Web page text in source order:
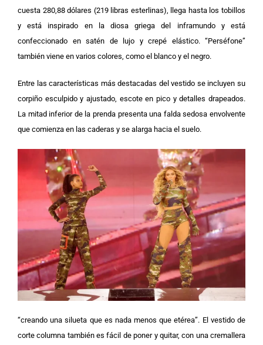
cuesta 280,88 dólares (219 libras esterlinas), llega hasta los tobillos
y está inspirado en la diosa griega del inframundo y está
confeccionado en satén de lujo y crepé elástico. “Perséfone”
también viene en varios colores, como el blanco y el negro.
Entre las características más destacadas del vestido se incluyen su
corpiño esculpido y ajustado, escote en pico y detalles drapeados.
La mitad inferior de la prenda presenta una falda sedosa envolvente
que comienza en las caderas y se alarga hacia el suelo.
“creando una silueta que es nada menos que etérea”. El vestido de
corte columna también es fácil de poner y quitar, con una cremallera